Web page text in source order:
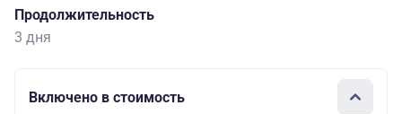
Продолжительность
3 дня
Включено в стоимость